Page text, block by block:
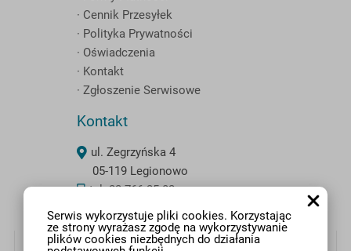
Serwis wykorzystuje pliki cookies. Korzystając
ze strony wyrażasz zgodę na wykorzystywanie
plików cookies niezbędnych do działania
· Cennik Przesyłek
· Polityka Prywatności
· Oświadczenia
· Kontakt
· Zgłoszenie Serwisowe
Kontakt
ul. Zegrzyńska 4
05-119 Legionowo
tel. 22 766 25 82